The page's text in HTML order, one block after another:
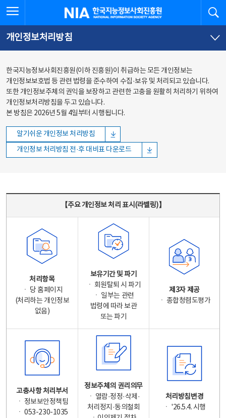
바로가기
바로가기
한국지능정보사회진흥원
개인정보처리방침
한국지능정보사회진흥원(이하 진흥원)이 취급하는 모든 개인정보는
개인정보보호법 등 관련 법령을 준수하여 수집·보유 및 처리되고 있습니다.
또한 개인정보주체의 권익을 보장하고 관련한 고충을 원활히 처리하기 위하여
개인정보처리방침을 두고 있습니다.
본 방침은 2026년 5월 4일부터 시행됩니다.
알기쉬운 개인정보 처리방침
개인정보 처리방침 전·후 대비표 다운로드
【주요 개인정보 처리 표시(라벨링)】
처리항목
ㆍ 당 홈페이지
(처리하는 개인정보
없음)
보유기간 및 파기
ㆍ 회원탈퇴 시 파기
ㆍ 일부는 관련
법령에 따라 보관
또는 파기
제3자 제공
ㆍ 종합청렴도평가
고충사항 처리부서
ㆍ 정보보안정책팀
ㆍ 053-230-1035
정보주체의 권리의무
ㆍ 열람·정정·삭제·
처리정지·동의철회
처리방침변경
ㆍ '26.5.4. 시행